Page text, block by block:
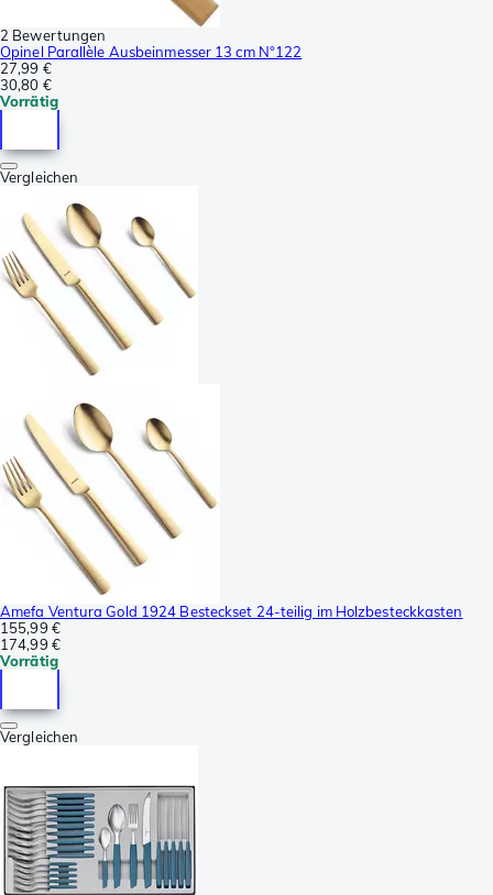
2 Bewertungen
Opinel Parallèle Ausbeinmesser 13 cm N°122
27,99 €
30,80 €
Vorrätig
Vergleichen
Amefa Ventura Gold 1924 Besteckset 24-teilig im Holzbesteckkasten
155,99 €
174,99 €
Vorrätig
Vergleichen